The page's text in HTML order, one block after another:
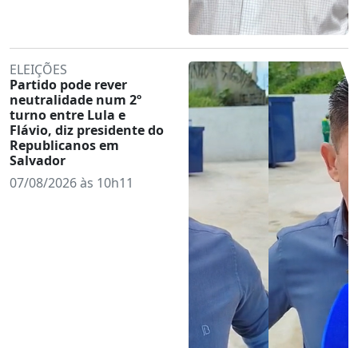
ELEIÇÕES
Partido pode rever
neutralidade num 2º
turno entre Lula e
Flávio, diz presidente do
Republicanos em
Salvador
07/08/2026 às 10h11